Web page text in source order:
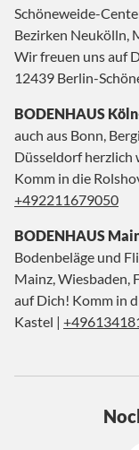
Schöneweide-
Bezirken Neukölln,
Wir freuen uns auf
12439 Berlin-
BODENHAUS
auch aus Bonn,
Düsseldorf herzlich
Komm in die
+492211679050
BODENHAUS
Bodenbeläge und
Mainz, Wiesbaden,
auf Dich! Komm in
Kastel |